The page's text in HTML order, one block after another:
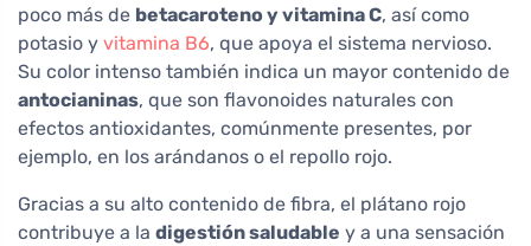
poco más de betacaroteno y vitamina C, así como
potasio y vitamina B6, que apoya el sistema nervioso.
Su color intenso también indica un mayor contenido de
antocianinas, que son flavonoides naturales con
efectos antioxidantes, comúnmente presentes, por
ejemplo, en los arándanos o el repollo rojo.
Gracias a su alto contenido de fibra, el plátano rojo
contribuye a la digestión saludable y a una sensación